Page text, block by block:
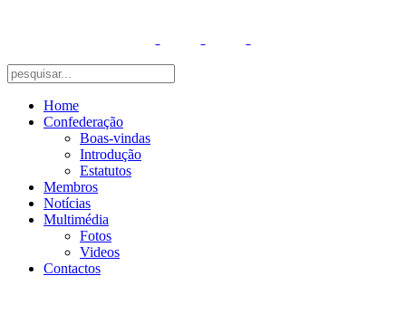
Home
Confederação
Boas-vindas
Introdução
Estatutos
Membros
Notícias
Multimédia
Fotos
Videos
Contactos